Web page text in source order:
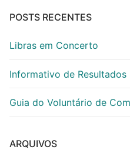
POSTS RECENTES
Libras em Concerto
Informativo de Resultados
Guia do Voluntário de
ARQUIVOS